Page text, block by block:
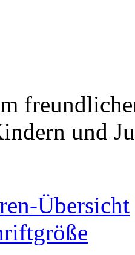
und
Übersicht